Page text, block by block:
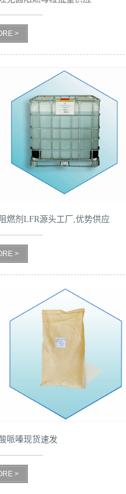
>
燃剂LFR源头工厂,优势供应
>
哌嗪现货速发
>